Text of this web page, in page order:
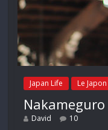
Japan Life Le
David 10